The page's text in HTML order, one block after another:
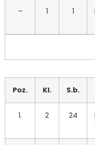
– 1 1
Poz.
Kl. S.b.
1. 2 24